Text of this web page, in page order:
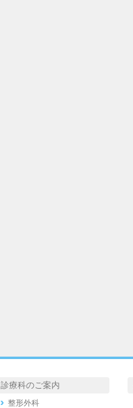
診療科のご案内
整形外科